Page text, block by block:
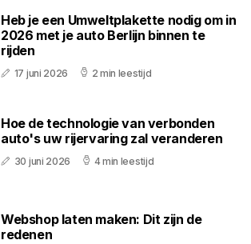
Heb je een Umweltplakette nodig om in
2026 met je auto Berlijn binnen te
rijden
17 juni 2026 2 min leestijd
Hoe de technologie van verbonden
auto's uw rijervaring zal veranderen
30 juni 2026 4 min leestijd
Webshop laten maken: Dit zijn de
redenen